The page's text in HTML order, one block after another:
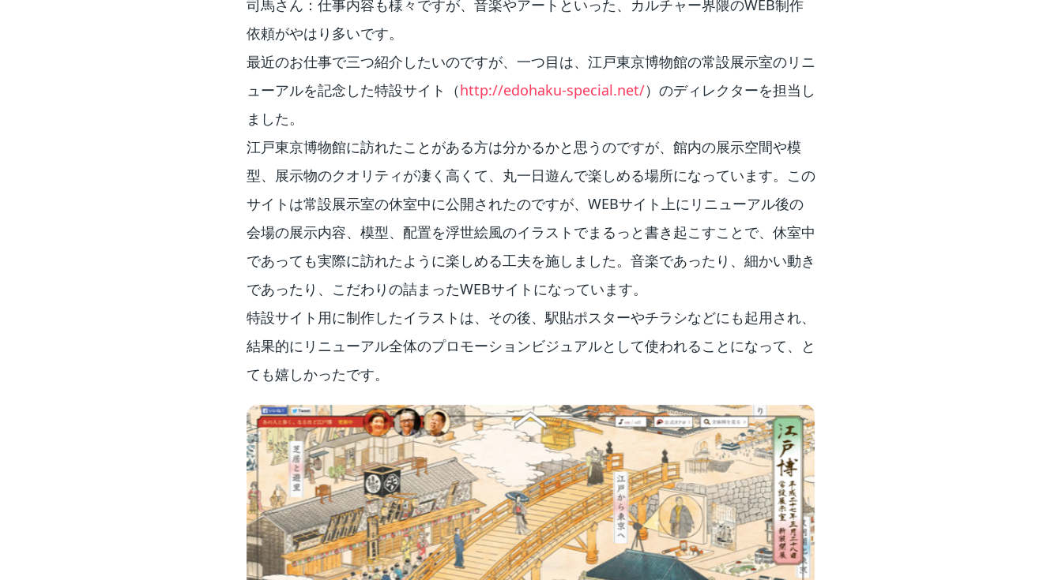
司馬さん：仕事内容も様々ですが、音楽やアートといった、カルチャー界隈のWEB制作
依頼がやはり多いです。
最近のお仕事で三つ紹介したいのですが、一つ目は、江戸東京博物館の常設展示室のリニ
ューアルを記念した特設サイト（http://edohaku-special.net/）のディレクターを担当し
ました。
江戸東京博物館に訪れたことがある方は分かるかと思うのですが、館内の展示空間や模
型、展示物のクオリティが凄く高くて、丸一日遊んで楽しめる場所になっています。この
サイトは常設展示室の休室中に公開されたのですが、WEBサイト上にリニューアル後の
会場の展示内容、模型、配置を浮世絵風のイラストでまるっと書き起こすことで、休室中
であっても実際に訪れたように楽しめる工夫を施しました。音楽であったり、細かい動き
であったり、こだわりの詰まったWEBサイトになっています。
特設サイト用に制作したイラストは、その後、駅貼ポスターやチラシなどにも起用され、
結果的にリニューアル全体のプロモーションビジュアルとして使われることになって、と
ても嬉しかったです。